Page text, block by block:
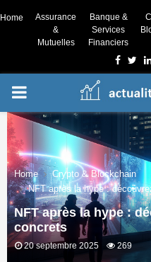
Home
Assurance
&
Mutuelles
Banque &
Services
Financiers
PRIMARY
MENU
Home
Crypto & Blockchain
NFT après la hype :
NFT après la hype :
concrets
20 septembre 2025 269